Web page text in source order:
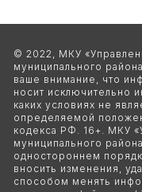
© 2022, МКУ
муниципального
ваше внимание, что
носит исключительно
каких условиях не
определяемой
кодекса РФ. 16+. МКУ
муниципального
одностороннем
вносить изменения,
способом менять